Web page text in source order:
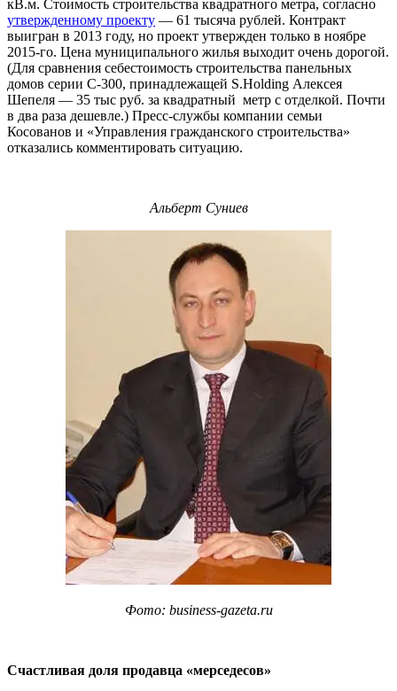
кВ.м. Стоимость строительства квадратного метра, согласно
утвержденному проекту — 61 тысяча рублей. Контракт
выигран в 2013 году, но проект утвержден только в ноябре
2015-го. Цена муниципального жилья выходит очень дорогой.
(Для сравнения себестоимость строительства панельных
домов серии С-300, принадлежащей S.Holding Алексея
Шепеля — 35 тыс руб. за квадратный метр с отделкой. Почти
в два раза дешевле.) Пресс-службы компании семьи
Косованов и «Управления гражданского строительства»
отказались комментировать ситуацию.
Альберт Суниев
Фото: business-gazeta.ru
Счастливая доля продавца «мерседесов»